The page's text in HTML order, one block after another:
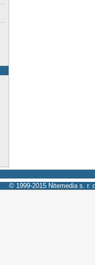
© 1999-2015 Nitemedia s. r.